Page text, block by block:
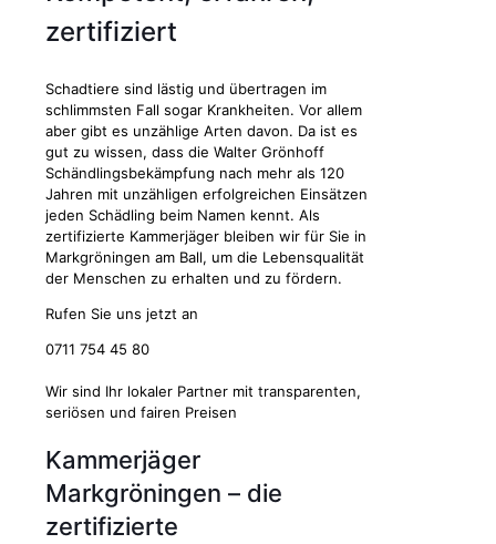
zertifiziert
Schadtiere sind lästig und übertragen im
schlimmsten Fall sogar Krankheiten. Vor allem
aber gibt es unzählige Arten davon. Da ist es
gut zu wissen, dass die Walter Grönhoff
Schändlingsbekämpfung nach mehr als 120
Jahren mit unzähligen erfolgreichen Einsätzen
jeden Schädling beim Namen kennt. Als
zertifizierte Kammerjäger bleiben wir für Sie in
Markgröningen am Ball, um die Lebensqualität
der Menschen zu erhalten und zu fördern.
Rufen Sie uns jetzt an
0711 754 45 80
Wir sind Ihr lokaler Partner mit transparenten,
seriösen und fairen Preisen
Kammerjäger
Markgröningen – die
zertifizierte